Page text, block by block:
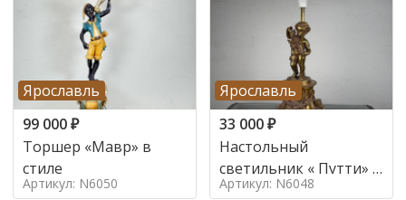
Ярославль
99 000₽
Торшер «Мавр» в
стиле
Артикул: N6050
Ярославль
33 000₽
Настольный
светильник « Путти» в
стиле
Артикул: N6048